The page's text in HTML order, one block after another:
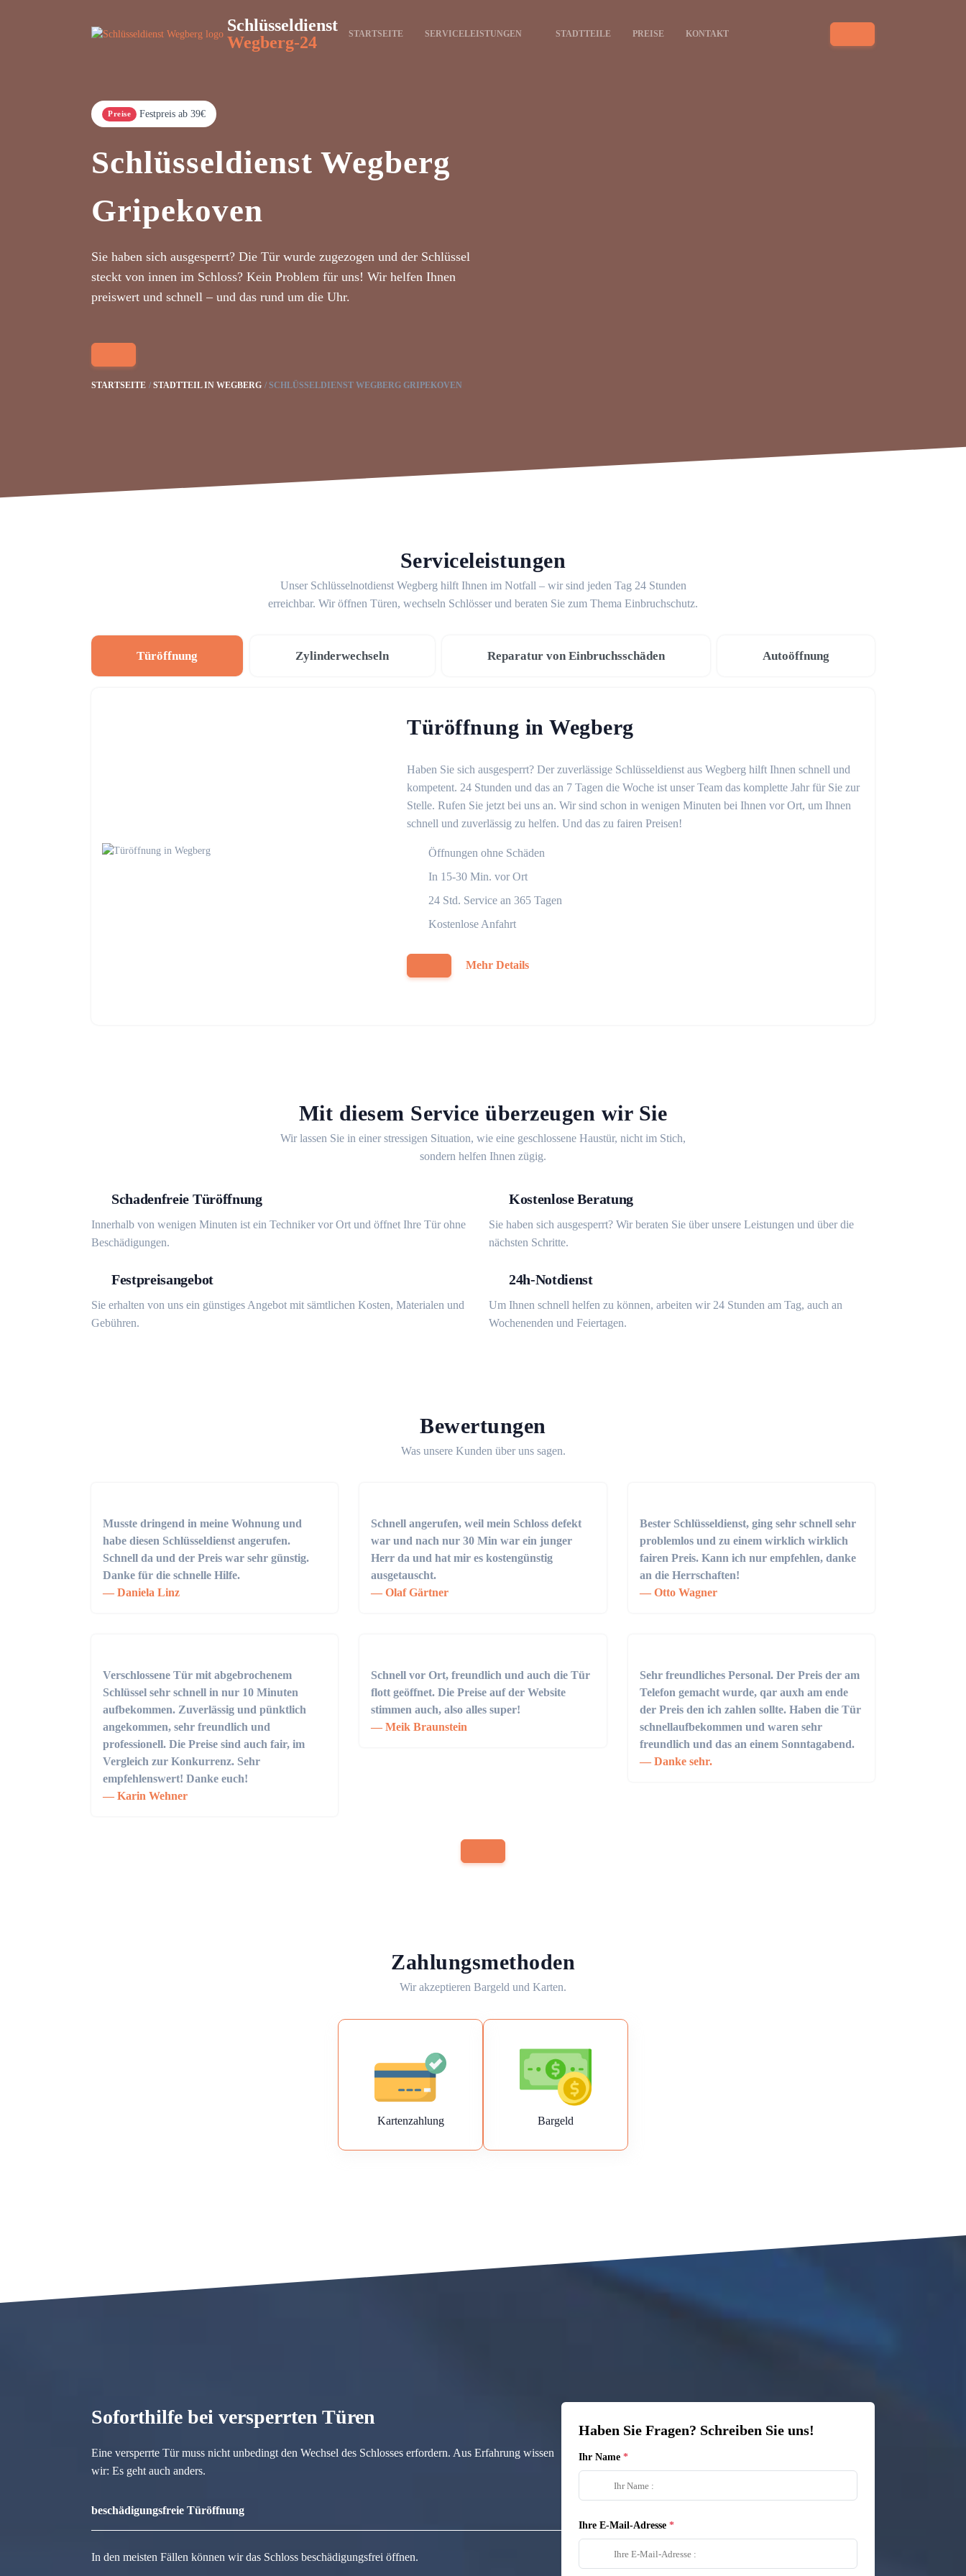
Schlüsseldienst
Wegberg-24
STARTSEITE SERVICELEISTUNGEN STADTTEILE PREISE KONTAKT
Preise Festpreis ab 39€
Schlüsseldienst Wegberg
Gripekoven
Sie haben sich ausgesperrt? Die Tür wurde zugezogen und der Schlüssel
steckt von innen im Schloss? Kein Problem für uns! Wir helfen Ihnen
preiswert und schnell – und das rund um die Uhr.
STARTSEITE STADTTEIL IN WEGBERG SCHLÜSSELDIENST WEGBERG GRIPEKOVEN
Serviceleistungen
Unser Schlüsselnotdienst Wegberg hilft Ihnen im Notfall – wir sind jeden Tag 24 Stunden
erreichbar. Wir öffnen Türen, wechseln Schlösser und beraten Sie zum Thema Einbruchschutz.
Türöffnung Zylinderwechseln Reparatur von Einbruchsschäden Autoöffnung
Türöffnung in Wegberg
Haben Sie sich ausgesperrt? Der zuverlässige Schlüsseldienst aus Wegberg hilft Ihnen schnell und
kompetent. 24 Stunden und das an 7 Tagen die Woche ist unser Team das komplette Jahr für Sie zur
Stelle. Rufen Sie jetzt bei uns an. Wir sind schon in wenigen Minuten bei Ihnen vor Ort, um Ihnen
schnell und zuverlässig zu helfen. Und das zu fairen Preisen!
Öffnungen ohne Schäden
In 15-30 Min. vor Ort
24 Std. Service an 365 Tagen
Kostenlose Anfahrt
Mehr Details
Mit diesem Service überzeugen wir Sie
Wir lassen Sie in einer stressigen Situation, wie eine geschlossene Haustür, nicht im Stich,
sondern helfen Ihnen zügig.
Schadenfreie Türöffnung
Innerhalb von wenigen Minuten ist ein Techniker vor Ort und öffnet Ihre Tür ohne
Beschädigungen.
Kostenlose Beratung
Sie haben sich ausgesperrt? Wir beraten Sie über unsere Leistungen und über die
nächsten Schritte.
Festpreisangebot
Sie erhalten von uns ein günstiges Angebot mit sämtlichen Kosten, Materialen und
Gebühren.
24h-Notdienst
Um Ihnen schnell helfen zu können, arbeiten wir 24 Stunden am Tag, auch an
Wochenenden und Feiertagen.
Bewertungen
Was unsere Kunden über uns sagen.
Musste dringend in meine Wohnung und
habe diesen Schlüsseldienst angerufen.
Schnell da und der Preis war sehr günstig.
Danke für die schnelle Hilfe.
Daniela Linz
Schnell angerufen, weil mein Schloss defekt
war und nach nur 30 Min war ein junger
Herr da und hat mir es kostengünstig
ausgetauscht.
Olaf Gärtner
Bester Schlüsseldienst, ging sehr schnell sehr
problemlos und zu einem wirklich wirklich
fairen Preis. Kann ich nur empfehlen, danke
an die Herrschaften!
Otto Wagner
Verschlossene Tür mit abgebrochenem
Schlüssel sehr schnell in nur 10 Minuten
aufbekommen. Zuverlässig und pünktlich
angekommen, sehr freundlich und
professionell. Die Preise sind auch fair, im
Vergleich zur Konkurrenz. Sehr
empfehlenswert! Danke euch!
Karin Wehner
Schnell vor Ort, freundlich und auch die Tür
flott geöffnet. Die Preise auf der Website
stimmen auch, also alles super!
Meik Braunstein
Sehr freundliches Personal. Der Preis der am
Telefon gemacht wurde, qar auxh am ende
der Preis den ich zahlen sollte. Haben die Tür
schnellaufbekommen und waren sehr
freundlich und das an einem Sonntagabend.
Danke sehr.
Zahlungsmethoden
Wir akzeptieren Bargeld und Karten.
Kartenzahlung Bargeld
Soforthilfe bei versperrten Türen
Eine versperrte Tür muss nicht unbedingt den Wechsel des Schlosses erfordern. Aus Erfahrung wissen
wir: Es geht auch anders.
beschädigungsfreie Türöffnung
In den meisten Fällen können wir das Schloss beschädigungsfrei öffnen.
Haben Sie Fragen? Schreiben Sie uns!
Ihr Name
Ihre E-Mail-Adresse